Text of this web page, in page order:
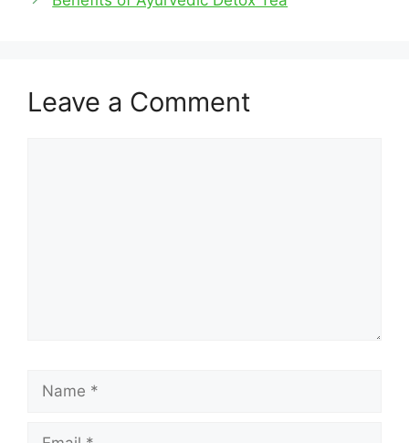
Leave a Comment
Name
Email